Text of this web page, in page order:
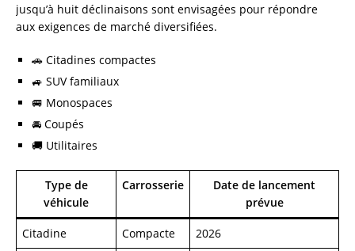
jusqu’à huit déclinaisons sont envisagées pour répondre
aux exigences de marché diversifiées.
🚗 Citadines compactes
🚙 SUV familiaux
🚐 Monospaces
🚘 Coupés
🚚 Utilitaires
Type de
véhicule
Carrosserie
Date de lancement
prévue
Citadine Compacte
2026